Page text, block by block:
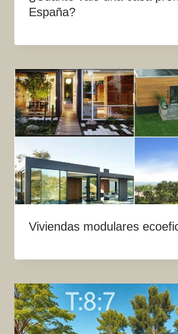
España?
Viviendas modulares